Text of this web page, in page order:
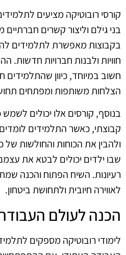
קורסי רובוטיקה מציעים
בני גילם וליצור קשרים
בקבוצות מאפשרת לתלמידים
חוויות ולבנות חברויות חדשות.
חשוב במיוחד, כיוון שהתלמידים
הצלחות משותפות ומפתחים
בנוסף, קורסים אלו יכולים
קבוצתי, כאשר התלמידים
ולהבין את הכוחות והחולשות
שבו ילדים יכולים לבטא את
רעיונות. השיח הפתוח והכנה
לאווירה חיובית ולתחושת ביטחון.
הכנה לעולם
לימודי רובוטיקה מספקים